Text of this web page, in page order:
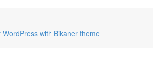
WordPress with Bikaner theme